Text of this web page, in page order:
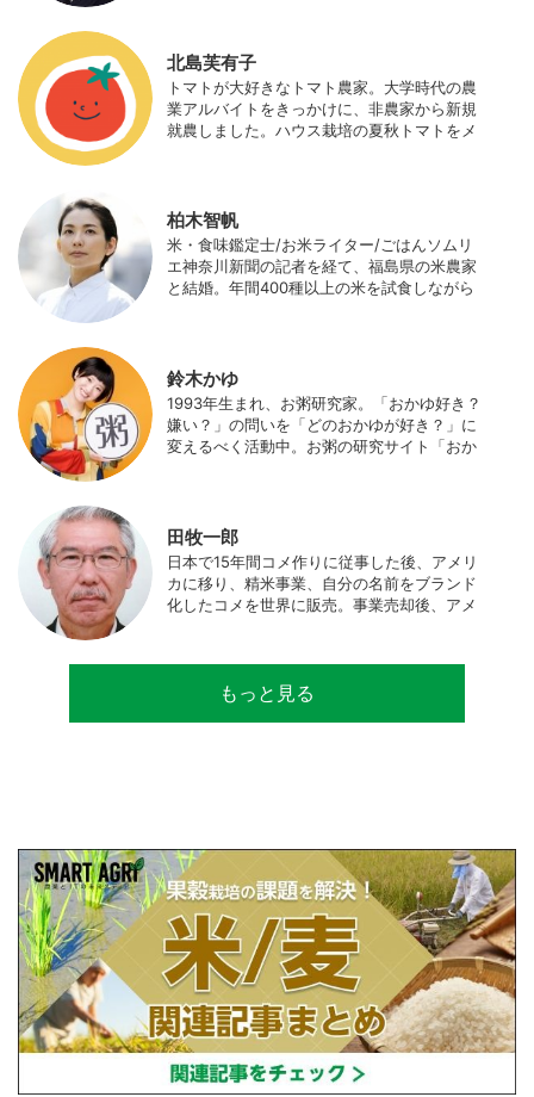
の実証試験や農産物輸出などに関わった。主
にスマート農業の実証試験やコンサルなどに
携わっている。 HP：http://www.ijas.co.jp/
北島芙有子
トマトが大好きなトマト農家。大学時代の農
業アルバイトをきっかけに、非農家から新規
就農しました。ハウス栽培の夏秋トマトをメ
柏木智帆
米・食味鑑定士/お米ライター/ごはんソムリ
エ神奈川新聞の記者を経て、福島県の米農家
と結婚。年間400種以上の米を試食しながら
食事やお弁当づくりを通して、食育にも目を
向けている。プロフィール写真 ©杉山晃造
鈴木かゆ
1993年生まれ、お粥研究家。「おかゆ好き？
嫌い？」の問いを「どのおかゆが好き？」に
変えるべく活動中。お粥の研究サイト「おか
田牧一郎
日本で15年間コメ作りに従事した後、アメリ
カに移り、精米事業、自分の名前をブランド
化したコメを世界に販売。事業売却後、アメ
サルティングとして関わり、企業などの依頼
で世界12カ国の良質米生産可能産地を訪問調
もっと見る